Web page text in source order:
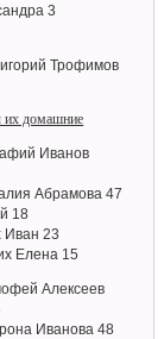
3
Трофимов
домашние
Иванов
Абрамова 47
18
Иван 23
Елена 15
Алексеев
Иванова 48